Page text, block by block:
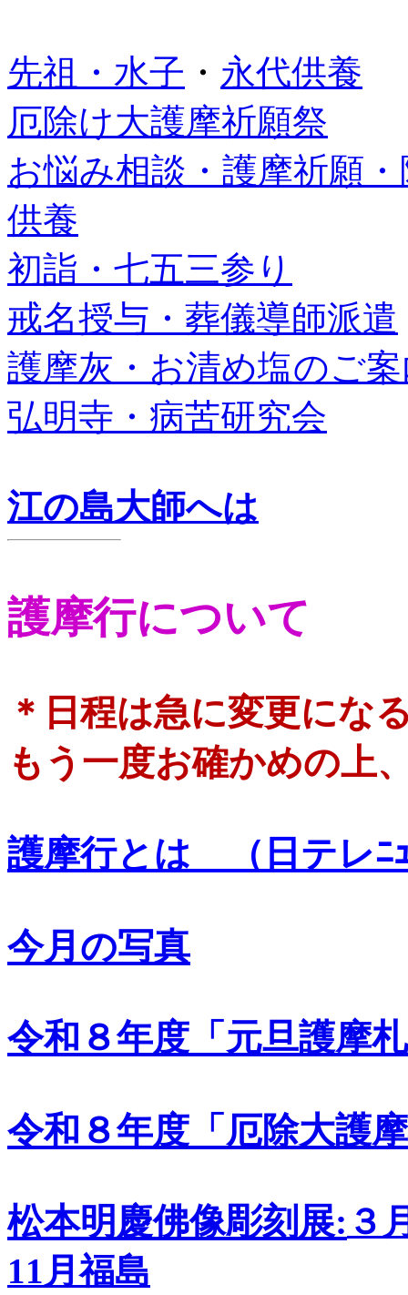
先祖・水子 ・ 永代供養
厄除け大護摩祈願祭
お悩み相談・護摩祈願
供養
初詣・七五三参り
戒名授与・葬儀導師派遣
護摩灰・お清め塩のご
弘明寺・病苦研究会
江の島大師へは
護摩行について
＊日程は急に変更にな
もう一度お確かめの上
護摩行とは （日テレﾆ
今月の写真
令和８年度「元旦護摩
令和８年度「厄除大護
松本明慶佛像彫刻展: ３
11月福島